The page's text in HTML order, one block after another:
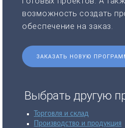
возможность создать
обеспечение на заказ.
ЗАКАЗАТЬ НОВУЮ
Выбрать другую
Торговля и склад
Производство и продукция